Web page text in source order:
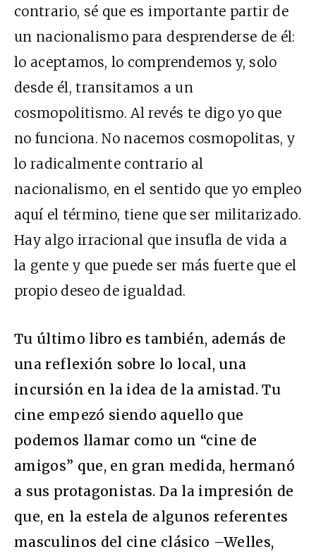
contrario, sé que es importante partir de
un nacionalismo para desprenderse de él:
lo aceptamos, lo comprendemos y, solo
desde él, transitamos a un
cosmopolitismo. Al revés te digo yo que
no funciona. No nacemos cosmopolitas, y
lo radicalmente contrario al
nacionalismo, en el sentido que yo empleo
aquí el término, tiene que ser militarizado.
Hay algo irracional que insufla de vida a
la gente y que puede ser más fuerte que el
propio deseo de igualdad.
Tu último libro es también, además de
una reflexión sobre lo local, una
incursión en la idea de la amistad. Tu
cine empezó siendo aquello que
podemos llamar como un “cine de
amigos” que, en gran medida, hermanó
a sus protagonistas. Da la impresión de
que, en la estela de algunos referentes
masculinos del cine clásico –Welles,